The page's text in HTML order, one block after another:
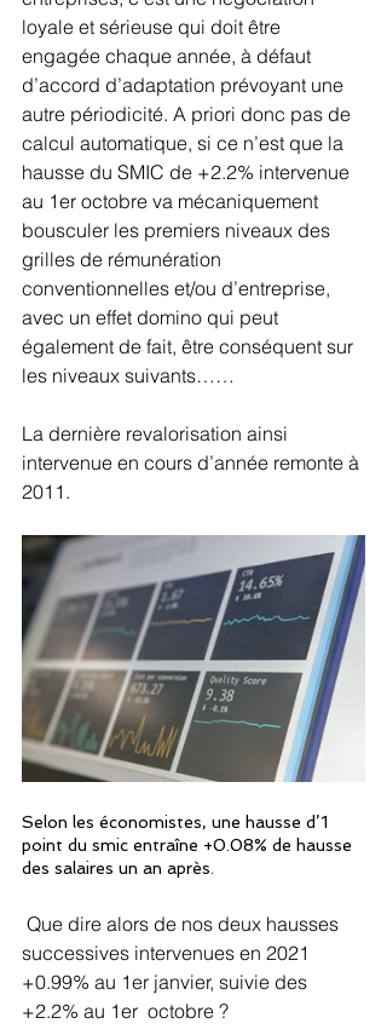
loyale et sérieuse qui doit être
engagée chaque année, à défaut
d’accord d’adaptation prévoyant une
autre périodicité. A priori donc pas de
calcul automatique, si ce n’est que la
hausse du SMIC de +2.2% intervenue
au 1er octobre va mécaniquement
bousculer les premiers niveaux des
grilles de rémunération
conventionnelles et/ou d’entreprise,
avec un effet domino qui peut
également de fait, être conséquent sur
les niveaux suivants……
La dernière revalorisation ainsi
intervenue en cours d’année remonte à
2011.
Selon les économistes, une hausse d’1
point du smic entraîne +0.08% de hausse
des salaires un an après.
successives intervenues en 2021
+0.99% au 1er janvier, suivie des
+2.2% au 1er  octobre ?